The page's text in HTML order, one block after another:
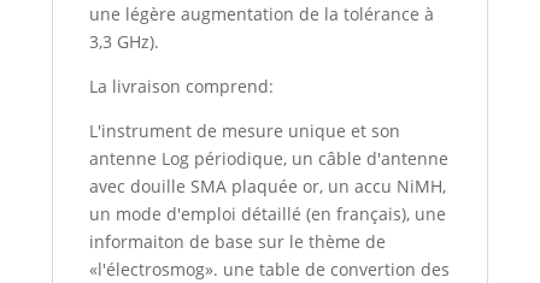
une légère augmentation de la tolérance à
3,3 GHz).
La livraison comprend:
L'instrument de mesure unique et son
antenne Log périodique, un câble d'antenne
avec douille SMA plaquée or, un accu NiMH,
un mode d'emploi détaillé (en français), une
informaiton de base sur le thème de
«l'électrosmog». une table de convertion des